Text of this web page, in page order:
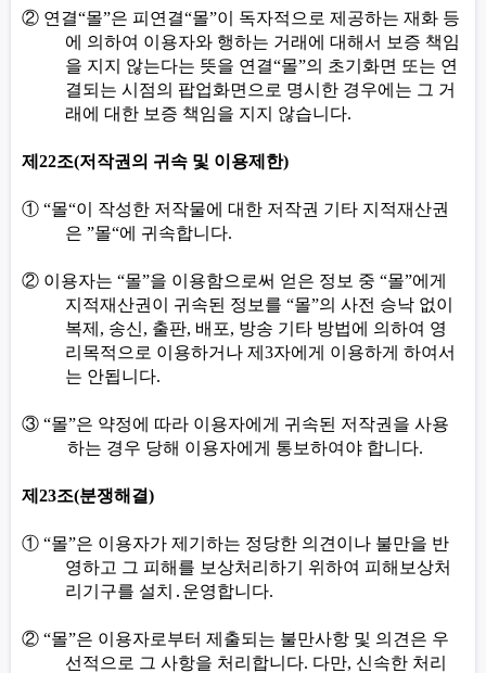
② 연결“몰”은 피연결“몰”이 독자적으로 제공하는 재화 등
에 의하여 이용자와 행하는 거래에 대해서 보증 책임
을 지지 않는다는 뜻을 연결“몰”의 초기화면 또는 연
결되는 시점의 팝업화면으로 명시한 경우에는 그 거
래에 대한 보증 책임을 지지 않습니다.
제 22조(저작권의 귀속 및 이용제한)
① “몰“이 작성한 저작물에 대한 저작권 기타 지적재산권
은”몰“에 귀속합니다.
② 이용자는 “몰”을 이용함으로써 얻은 정보 중 “몰”에게
지적재산권이 귀속된 정보를“몰”의 사전 승낙 없이
복제 , 송신, 출판, 배포, 방송 기타 방법에 의하여 영
리목적으로 이용하거나 제3자에게 이용하게 하여서
는 안됩니다.
③ “몰”은 약정에 따라 이용자에게 귀속된 저작권을 사용
하는 경우 당해 이용자에게 통보하여야 합니다.
제 23조(분쟁해결)
① “몰”은 이용자가 제기하는 정당한 의견이나 불만을 반
영하고 그 피해를 보상처리하기 위하여 피해보상처
리기구를 설치 ․ 운영합니다.
② “몰”은 이용자로부터 제출되는 불만사항 및 의견은 우
선적으로 그 사항을 처리합니다. 다만, 신속한 처리